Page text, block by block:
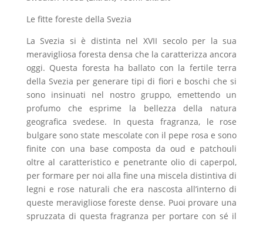
Le fitte foreste della Svezia
La Svezia si è distinta nel XVII secolo per la sua
meravigliosa foresta densa che la caratterizza ancora
oggi. Questa foresta ha ballato con la fertile terra
della Svezia per generare tipi di fiori e boschi che si
sono insinuati nel nostro gruppo, emettendo un
profumo che esprime la bellezza della natura
geografica svedese. In questa fragranza, le rose
bulgare sono state mescolate con il pepe rosa e sono
finite con una base composta da oud e patchouli
oltre al caratteristico e penetrante olio di caperpol,
per formare per noi alla fine una miscela distintiva di
legni e rose naturali che era nascosta all’interno di
queste meravigliose foreste dense. Puoi provare una
spruzzata di questa fragranza per portare con sé il